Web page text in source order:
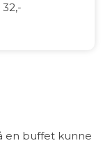
en buffet kunne